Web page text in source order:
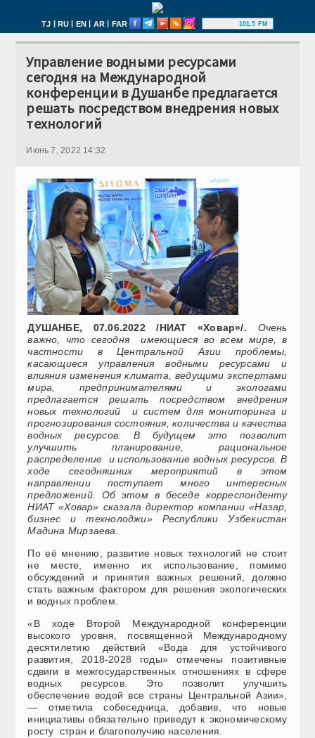
TJ | RU | EN | AR | FAR 101.5 FM
Управление водными ресурсами
сегодня на Международной
конференции в Душанбе предлагается
решать посредством внедрения новых
технологий
Июнь 7, 2022 14:32
ДУШАНБЕ, 07.06.2022 /НИАТ «Ховар»/.
Очень
важно, что сегодня имеющиеся во всем мире, в
частности в Центральной Азии проблемы,
касающиеся управления водными ресурсами и
влияния изменения климата, ведущими экспертами
мира, предпринимателями и экологами
предлагается решать посредством внедрения
новых технологий и систем для мониторинга и
прогнозирования состояния, количества и качества
водных ресурсов. В будущем это позволит
улучшить планирование, рациональное
распределение и использование водных ресурсов. В
ходе сегодняшних мероприятий в этом
направлении поступает много интересных
предложений. Об этом в беседе корреспонденту
НИАТ «Ховар» сказала директор компании «Назар,
бизнес и технолоджи» Республики Узбекистан
Мадина Мирзаева.
По её мнению, развитие новых технологий не стоит
не месте, именно их использование, помимо
обсуждений и принятия важных решений, должно
стать важным фактором для решения экологических
и водных проблем.
«В ходе Второй Международной конференции
высокого уровня, посвященной Международному
десятилетию действий «Вода для устойчивого
развития, 2018-2028 годы» отмечены позитивные
сдвиги в межгосударственных отношениях в сфере
водных ресурсов. Это позволит улучшить
обеспечение водой все страны Центральной Азии»,
— отметила собеседница, добавив, что новые
инициативы обязательно приведут к экономическому
росту стран и благополучию населения.